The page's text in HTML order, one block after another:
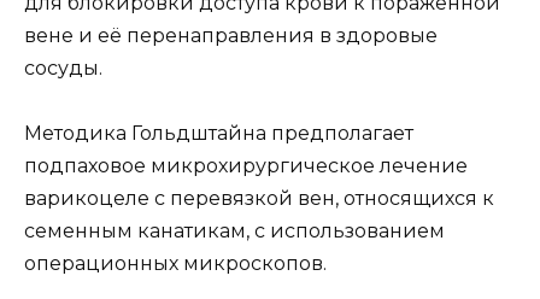
вене и её перенаправления в здоровые
сосуды.
Методика Гольдштайна предполагает
подпаховое микрохирургическое лечение
варикоцеле с перевязкой вен, относящихся к
семенным канатикам, с использованием
операционных микроскопов.